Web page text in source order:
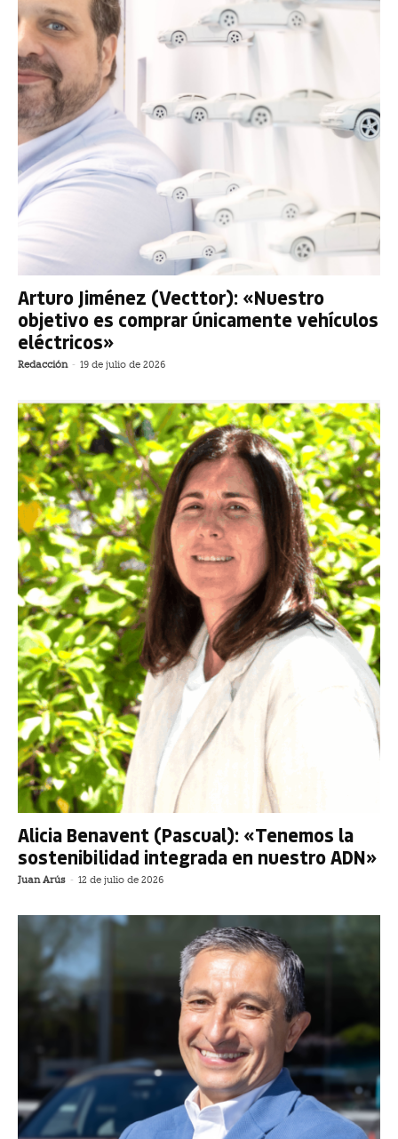
Arturo Jiménez (Vecttor): «Nuestro
objetivo es comprar únicamente vehículos
eléctricos»
Redacción - 19 de julio de 2026
Alicia Benavent (Pascual): «Tenemos la
sostenibilidad integrada en nuestro ADN»
Juan Arús - 12 de julio de 2026